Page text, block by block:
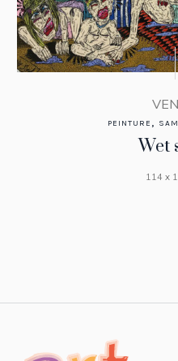
PEINTURE ,
Wet
114 x